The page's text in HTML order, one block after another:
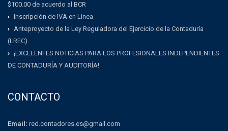
$100.00 de acuerdo al BCR
Inscripción de IVA en Linea
Anteproyecto de la Ley Reguladora del Ejercicio de la Contaduría
(LREC).
¡EXCELENTES NOTICIAS PARA LOS PROFESIONALES INDEPENDIENTES
DE CONTADURÍA Y AUDITORÍA!
CONTACTO
Email: red.contadores.es@gmail.com